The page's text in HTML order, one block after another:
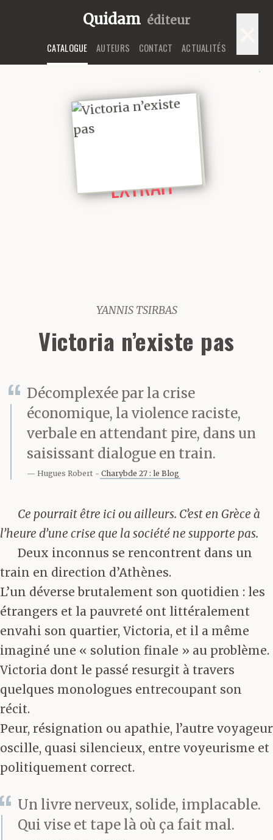
Quidam éditeur
CATALOGUE AUTEURS CONTACT ACTUALITÉS
EXTRAIT
YANNIS TSIRBAS
Victoria n’existe pas
Décomplexée par la crise
économique, la violence raciste,
verbale en attendant pire, dans un
saisissant dialogue en train.
Hugues Robert Charybde 27 : le Blog
Ce pourrait être ici ou ailleurs. C’est en Grèce à
l’heure d’une crise que la société ne supporte pas.
Deux inconnus se rencontrent dans un
train en direction d’Athènes.
L’un déverse brutalement son quotidien : les
étrangers et la pauvreté ont littéralement
envahi son quartier, Victoria, et il a même
imaginé une « solution finale » au problème.
Victoria dont le passé resurgit à travers
quelques monologues entrecoupant son
récit.
Peur, résignation ou apathie, l’autre voyageur
oscille, quasi silencieux, entre voyeurisme et
politiquement correct.
Un livre nerveux, solide, implacable.
Qui vise et tape là où ça fait mal.